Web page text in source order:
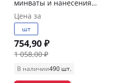
минваты и нанесения
армированного слоя
Bergauf Isofix, серый 25 кг
Цена за
шт
754,90 ₽
1 058,00 ₽
В наличии490 шт.